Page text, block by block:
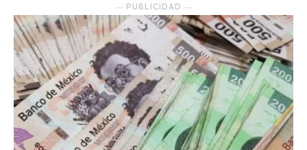
― PUBLICIDAD ―